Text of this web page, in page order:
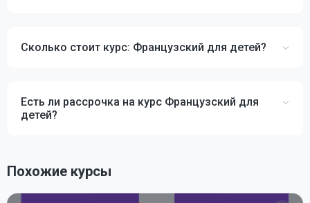
Сколько стоит курс: Французский для детей?
Есть ли рассрочка на курс Французский для
детей?
Похожие курсы